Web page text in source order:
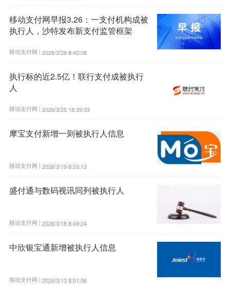
移动支付网早报3.26：一支付机构成被
执行人，沙特发布新支付监管框架
移动支付网 | 2026/3/26 8:42:08
执行标的近2.5亿！联行支付成被执行
人
移动支付网 | 2026/3/25 18:39:33
摩宝支付新增一则被执行人信息
移动支付网 | 2026/3/19 8:55:13
盛付通与数码视讯同列被执行人
移动支付网 | 2026/3/18 8:49:24
中欣银宝通新增被执行人信息
移动支付网 | 2026/3/13 8:51:06